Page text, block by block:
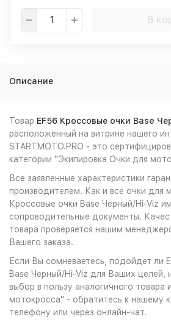
В
Описание
Товар EF56 Кроссовые очки Base
расположенный на витрине нашего
STARTMOTO.PRO - это
категории "Экипировка Очки для
Все заявленные характеристики
производителем. Как и все очки для
Кроссовые очки Base Черный/Hi-Viz
сопроводительные документы.
товара проверяется нашим
Вашего заказа.
Если Вы сомневаетесь, подойдет ли
Base Черный/Hi-Viz для Ваших целей,
выбор в пользу аналогичного товара
мотокросса" - обратитесь к нашему
телефону или через онлайн-чат.